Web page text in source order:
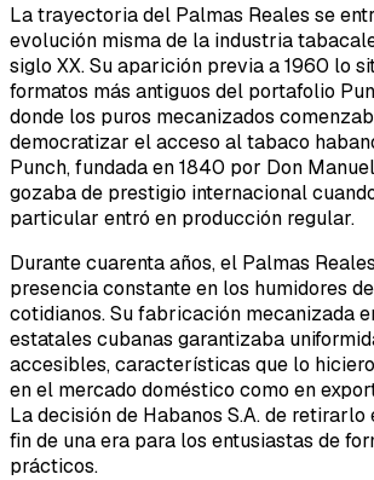
La trayectoria del Palmas Reales se
evolución misma de la industria
siglo XX. Su aparición previa a 1960 lo
formatos más antiguos del portafolio
donde los puros mecanizados
democratizar el acceso al tabaco
Punch, fundada en 1840 por Don
gozaba de prestigio internacional
particular entró en producción regular.
Durante cuarenta años, el Palmas
presencia constante en los humidores
cotidianos. Su fabricación mecanizada
estatales cubanas garantizaba
accesibles, características que lo
en el mercado doméstico como en
La decisión de Habanos S.A. de
fin de una era para los entusiastas de
prácticos.